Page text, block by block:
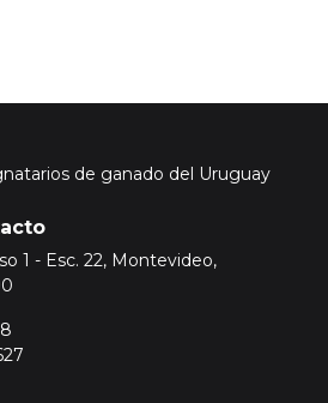
1 - Esc. 22, Montevideo,